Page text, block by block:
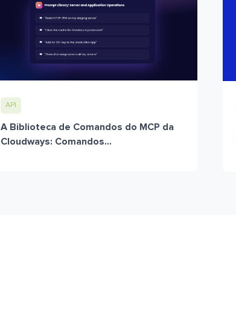
API
A Biblioteca de Comandos do MCP da
Cloudways: Comandos...